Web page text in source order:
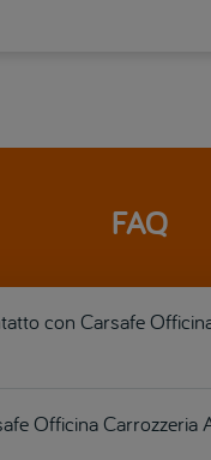
FAQ
con Carsafe
Officina Carrozzeria